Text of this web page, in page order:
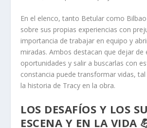
En el elenco, tanto Betular como
sobre sus propias experiencias con
importancia de trabajar en equipo y
miradas. Ambos destacan que dejar de
oportunidades y salir a buscarlas con
constancia puede transformar vidas,
la historia de Tracy en la obra.
LOS DESAFÍOS Y LOS
ESCENA Y EN LA VIDA